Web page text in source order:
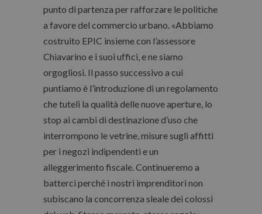
punto di partenza per rafforzare le politiche
a favore del commercio urbano. «Abbiamo
costruito EPIC insieme con l’assessore
Chiavarino e i suoi uffici, e ne siamo
orgogliosi. Il passo successivo a cui
puntiamo è l’introduzione di un regolamento
che tuteli la qualità delle nuove aperture, lo
stop ai cambi di destinazione d’uso che
interrompono le vetrine, misure sugli affitti
per i negozi indipendenti e un
alleggerimento fiscale. Continueremo a
batterci perché i nostri imprenditori non
subiscano la concorrenza sleale dei colossi